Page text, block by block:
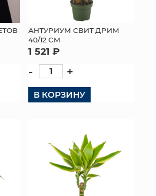
ЦЕНТР
КЛИЕНТАМ
И ОПЛАТА
КОНТАКТЫ
АНТУРИУМ СВИТ ДРИМ
40/12 СМ
1 521 ₽
- +
В КОРЗИНУ